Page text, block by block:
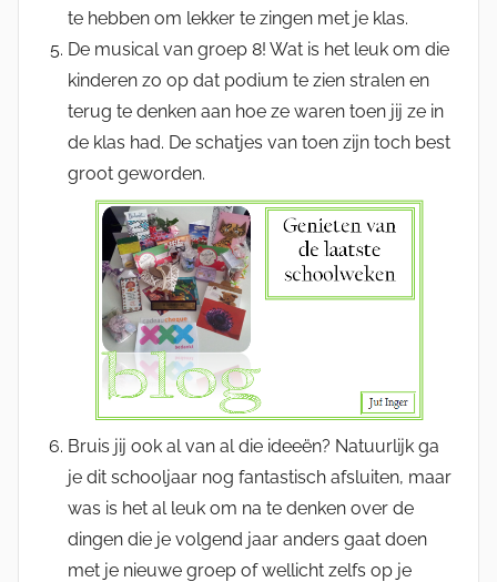
te hebben om lekker te zingen met je klas.
De musical van groep 8! Wat is het leuk om die
kinderen zo op dat podium te zien stralen en
terug te denken aan hoe ze waren toen jij ze in
de klas had. De schatjes van toen zijn toch best
groot geworden.
Bruis jij ook al van al die ideeën? Natuurlijk ga
je dit schooljaar nog fantastisch afsluiten, maar
was is het al leuk om na te denken over de
dingen die je volgend jaar anders gaat doen
met je nieuwe groep of wellicht zelfs op je